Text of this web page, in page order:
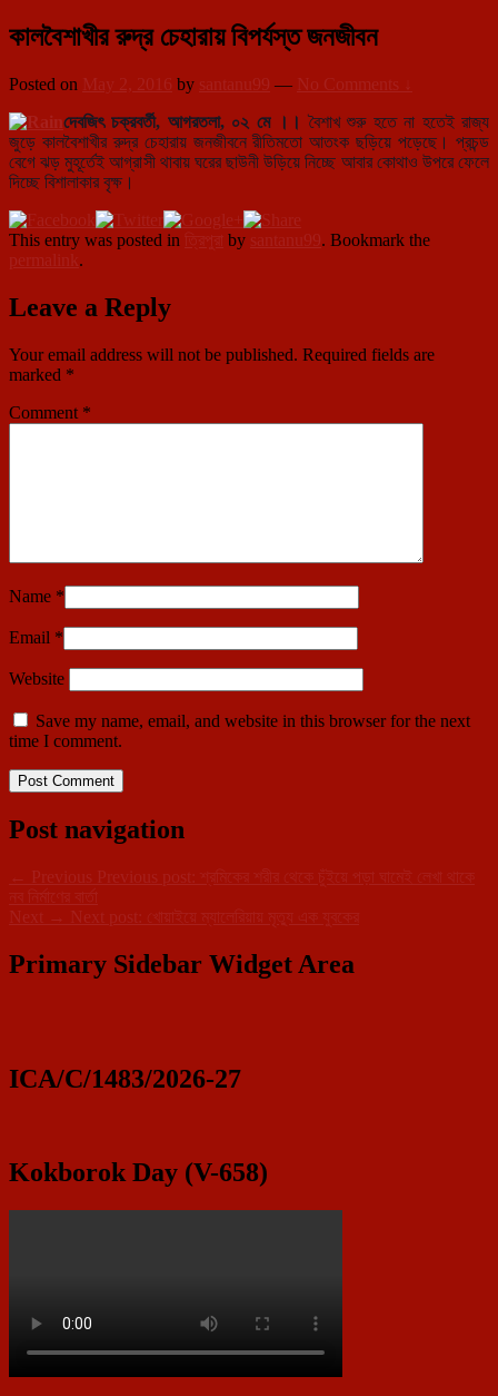
কালবৈশাখীর রুদ্র চেহারায় বিপর্যস্ত জনজীবন
Posted on May 2, 2016 by santanu99 — No Comments ↓
দেবজিৎ চক্রবর্তী, আগরতলা, ০২ মে ।। বৈশাখ শুরু হতে না হতেই রাজ্য
জুড়ে কালবৈশাখীর রুদ্র চেহারায় জনজীবনে রীতিমতো আতংক ছড়িয়ে পড়েছে। প্রচন্ড
বেগে ঝড় মুহূর্তেই আগ্রাসী থাবায় ঘরের ছাউনী উড়িয়ে নিচ্ছে আবার কোথাও উপরে ফেলে
দিচ্ছে বিশালাকার বৃক্ষ।
This entry was posted in ত্রিপুরা by santanu99. Bookmark the
permalink.
Leave a Reply
Your email address will not be published. Required fields are
marked *
Comment *
Name *
Email *
Website
Save my name, email, and website in this browser for the next
time I comment.
Post navigation
← Previous Previous post:
শ্রমিকের শরীর থেকে চুঁইয়ে পড়া ঘামেই লেখা থাকে
নব নির্মাণের বার্তা
Next → Next post: খোয়াইয়ে ম্যালেরিয়ায় মৃত্যু এক যুবকের
Primary Sidebar Widget Area
ICA/C/1483/2026-27
Kokborok Day (V-658)